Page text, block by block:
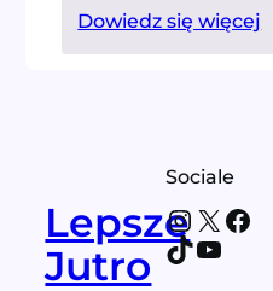
Dowiedz się więcej
Lepsze
Jutro
Sociale
X
TikTok